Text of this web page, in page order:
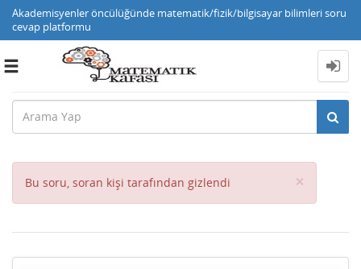
Akademisyenler öncülüğünde matematik/fizik/bilgisayar bilimleri soru
cevap platformu
Toggle
Bu soru, soran kişi tarafından gizlendi ×